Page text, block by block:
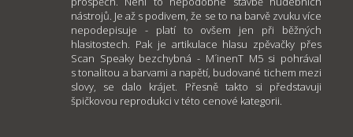
nástrojů. Je až s podivem, že se to na barvě zvuku více
nepodepisuje - platí to ovšem jen při běžných
hlasitostech. Pak je artikulace hlasu zpěvačky přes
Scan Speaky bezchybná - M´inenT M5 si pohrával
s tonalitou a barvami a napětí, budované tichem mezi
slovy, se dalo krájet. Přesně takto si představuji
špičkovou reprodukci v této cenové kategorii.